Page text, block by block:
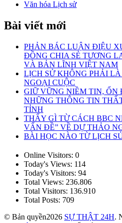
Văn hóa Lịch sử
Bài viết mới
PHẢN BÁC LUẬN ĐIỆU
ĐỒNG CHIA SẺ TƯƠNG
VÀ BẢN LĨNH VIỆT NAM
LỊCH SỬ KHÔNG PHẢI
NGOẠI CUỘC
GIỮ VỮNG NIỀM TIN, ỔN
NHỮNG THÔNG TIN
TỈNH
THẤY GÌ TỪ CÁCH BBC
VẤN ĐỀ” VỀ DỰ THẢO
BÀI HỌC NÀO TỪ LỊCH
Online Visitors: 0
Today's Views: 114
Today's Visitors: 94
Total Views: 236.806
Total Visitors: 136.910
Total Posts: 709
© Bản quyền2026 SỰ THẬT 24H.